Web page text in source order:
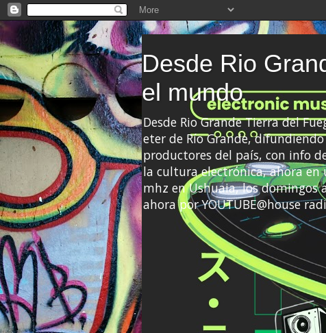
Desde Rio
el mundo
Desde Rio Grande Tierra del
eter de Río Grande,
productores del país, con info
la cultura electrónica, ahora en
mhz en Ushuaia, los domingos
ahora por YOUTUBE@house